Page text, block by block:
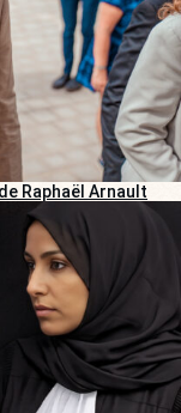
Raphaël Arnault